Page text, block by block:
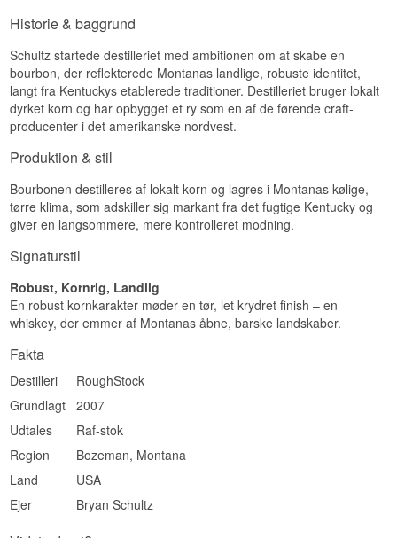
Kraftfuld · Krydret · Koncentreret · Eg
Se hele vores udvalg afRoughStock
citrus.
Eftersmag
Eftersmagen er medium lang, krydret og let
peberagtig.
Navn: Roughstock Montana Straight Rye
Whiskey
Destilleri:
RoughStock Distillery
Region/Land: Bozeman, Montana, USA
Smagsprofil
Historie & baggrund
Schultz startede destilleriet med ambitionen om at skabe en
bourbon, der reflekterede Montanas landlige, robuste identitet,
langt fra Kentuckys etablerede traditioner. Destilleriet bruger lokalt
dyrket korn og har opbygget et ry som en af de førende craft-
producenter i det amerikanske nordvest.
Produktion & stil
Bourbonen destilleres af lokalt korn og lagres i Montanas kølige,
tørre klima, som adskiller sig markant fra det fugtige Kentucky og
giver en langsommere, mere kontrolleret modning.
Signaturstil
Robust, Kornrig, Landlig
En robust kornkarakter møder en tør, let krydret finish – en
whiskey, der emmer af Montanas åbne, barske landskaber.
Fakta
Destilleri
RoughStock
Grundlagt
2007
Udtales
Raf-stok
Region
Bozeman, Montana
Land
USA
Ejer
Bryan Schultz